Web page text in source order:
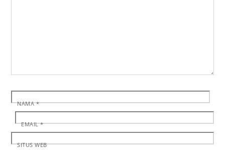
NAMA*
EMAIL*
SITUS WEB